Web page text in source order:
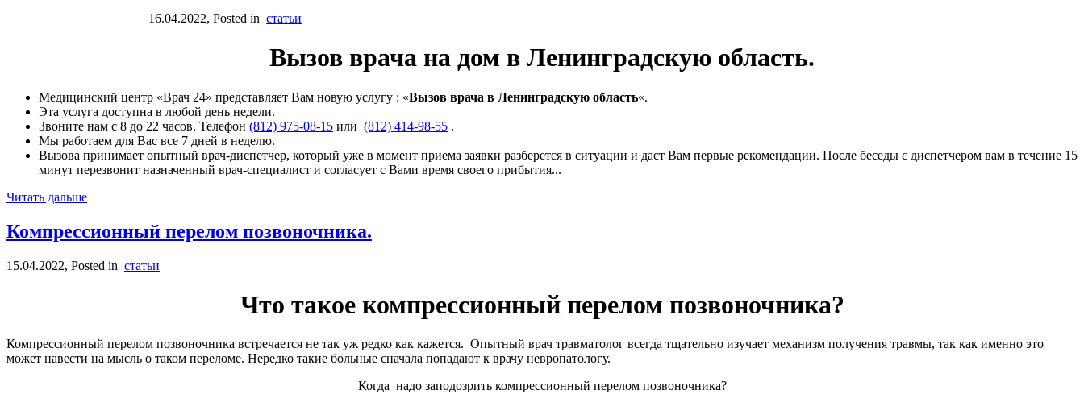
16.04.2022, Posted in статьи
Вызов врача на дом в Ленинградскую область.
Медицинский центр «Врач 24» представляет Вам новую услугу : «Вызов врача в Ленинградскую область«.
Эта услуга доступна в любой день недели.
Звоните нам с 8 до 22 часов. Телефон (812) 975-08-15 или (812) 414-98-55 .
Мы работаем для Вас все 7 дней в неделю.
Вызова принимает опытный врач-диспетчер, который уже в момент приема заявки разберется в ситуации и даст Вам первые рекомендации. После беседы с диспетчером вам в течение 15
минут перезвонит назначенный врач-специалист и согласует с Вами время своего прибытия...
Читать дальше
Компрессионный перелом позвоночника.
15.04.2022, Posted in статьи
Что такое компрессионный перелом позвоночника?
Компрессионный перелом позвоночника встречается не так уж редко как кажется. Опытный врач травматолог всегда тщательно изучает механизм получения травмы, так как именно это
может навести на мысль о таком переломе. Нередко такие больные сначала попадают к врачу невропатологу.
Когда надо заподозрить компрессионный перелом позвоночника?